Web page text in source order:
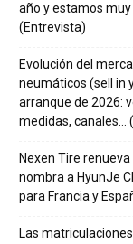
año y estamos muy
(Entrevista)
Evolución del
neumáticos (sell in
arranque de 2026:
medidas, canales…
Nexen Tire
nombra a HyunJe
para Francia y
Las